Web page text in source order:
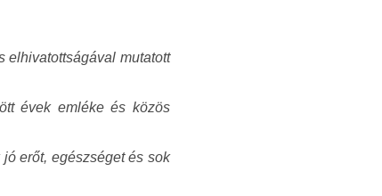
elhivatottságával mutatott
évek emléke és közös
erőt, egészséget és sok